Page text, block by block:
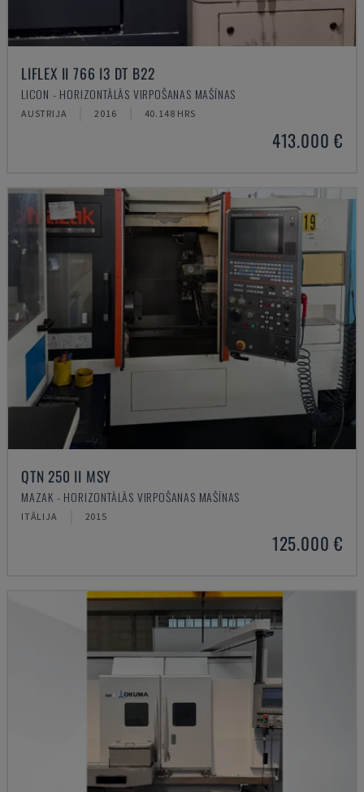
LIFLEX II 766 I3 DT B22
LICON - HORIZONTĀLĀS VIRPOŠANAS MAŠĪNAS
AUSTRIJA 2016 40.148 HRS
413.000 €
QTN 250 II MSY
MAZAK - HORIZONTĀLĀS VIRPOŠANAS MAŠĪNAS
ITĀLIJA 2015
125.000 €